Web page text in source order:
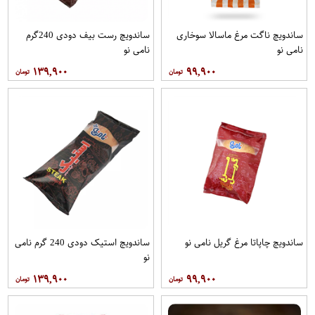
ساندویچ ناگت مرغ ماسالا سوخاری
نامی نو
۹۹,۹۰۰
ساندویچ رست بیف دودی 240گرم
نامی نو
۱۳۹,۹۰۰
ساندویچ چاپاتا مرغ گریل نامی نو
۹۹,۹۰۰
ساندویچ استیک دودی 240 گرم نامی
نو
۱۳۹,۹۰۰